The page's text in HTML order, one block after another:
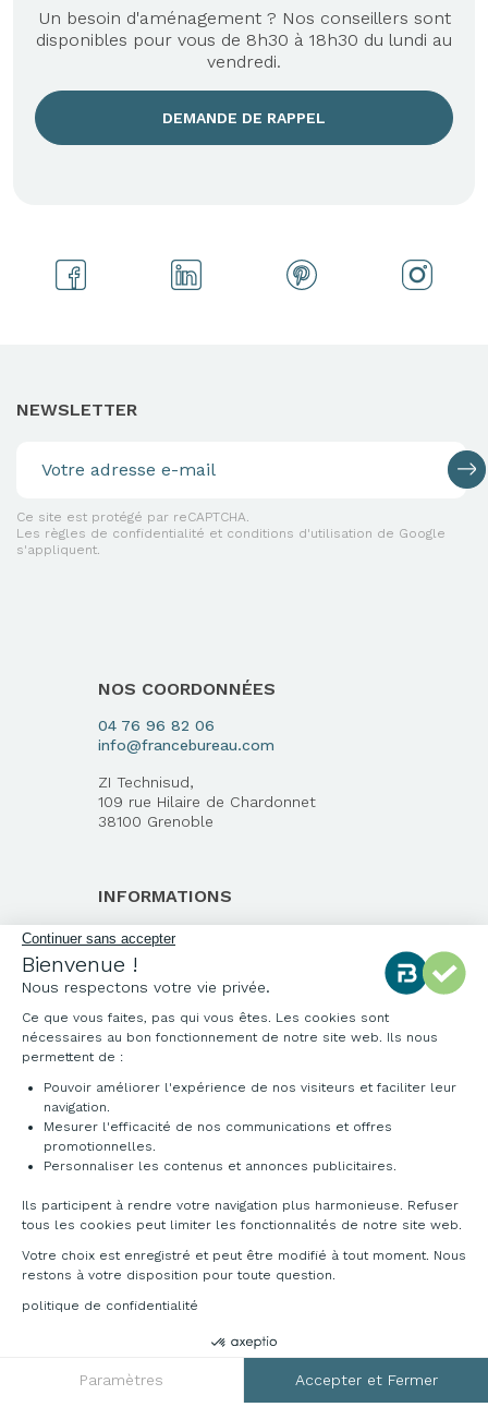
Continuer sans accepter
Bienvenue !
Nous respectons votre vie privée.
Ce que vous faites, pas qui vous êtes. Les cookies sont
nécessaires au bon fonctionnement de notre site web. Ils nous
permettent de :
Pouvoir améliorer l'expérience de nos visiteurs et faciliter leur
navigation.
Mesurer l'efficacité de nos communications et offres
promotionnelles.
Personnaliser les contenus et annonces publicitaires.
Ils participent à rendre votre navigation plus harmonieuse. Refuser
tous les cookies peut limiter les fonctionnalités de notre site web.
Votre choix est enregistré et peut être modifié à tout moment. Nous
restons à votre disposition pour toute question.
politique de confidentialité
Paramètres Accepter et Fermer
DEMANDER UN DEVIS
Un besoin d'aménagement ? Nos conseillers sont
disponibles pour vous de 8h30 à 18h30 du lundi au
vendredi.
DEMANDE DE RAPPEL
NEWSLETTER
Ce site est protégé par reCAPTCHA.
Les règles de confidentialité et conditions d'utilisation de Google
s'appliquent.
NOS COORDONNÉES
04 76 96 82 06
info@francebureau.com
ZI Technisud,
109 rue Hilaire de Chardonnet
38100 Grenoble
INFORMATIONS
Qui sommes-nous ?
Notre charte qualité
Environnement
Origine des produits
Livraison et installation